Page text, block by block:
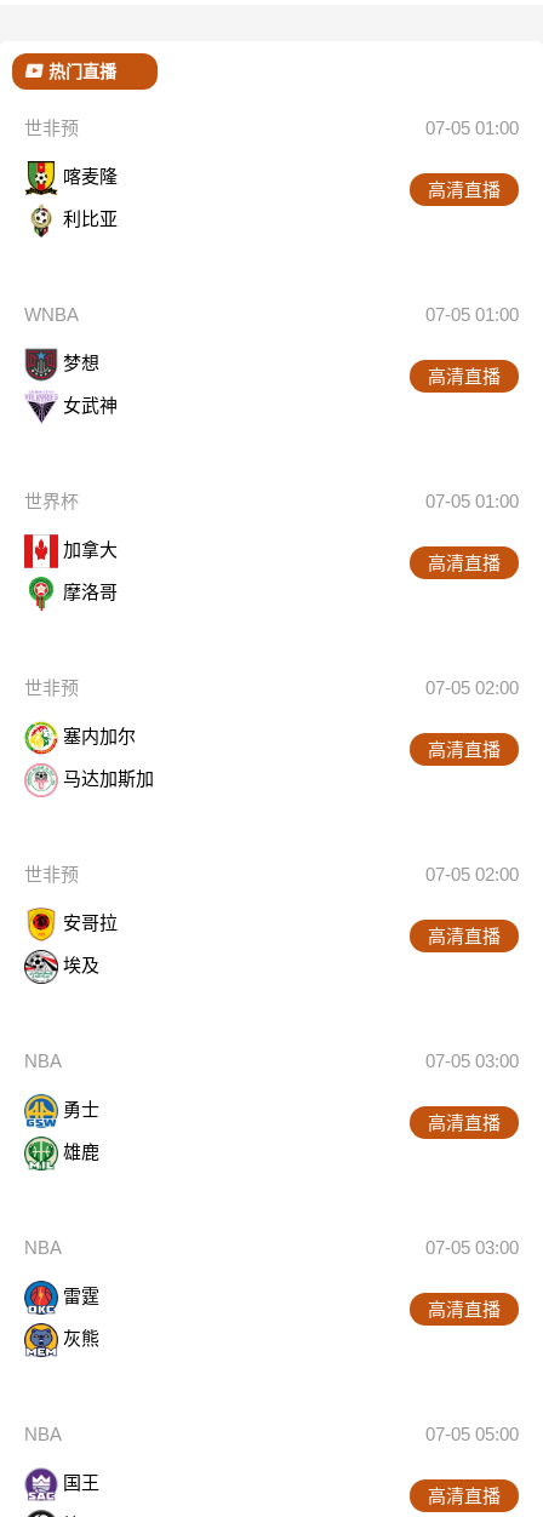
热门直播
世非预 07-05 01:00
喀麦隆
利比亚
高清直播
WNBA 07-05 01:00
梦想
女武神
高清直播
世界杯 07-05 01:00
加拿大
摩洛哥
高清直播
世非预 07-05 02:00
塞内加尔
马达加斯加
高清直播
世非预 07-05 02:00
安哥拉
埃及
高清直播
NBA 07-05 03:00
勇士
雄鹿
高清直播
NBA 07-05 03:00
雷霆
灰熊
高清直播
NBA 07-05 05:00
国王
高清直播